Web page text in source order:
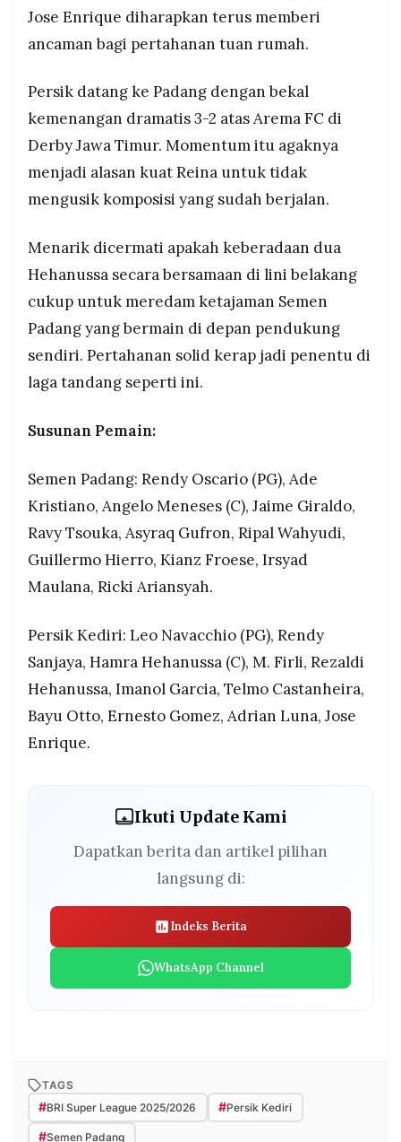
Jose Enrique diharapkan terus memberi
ancaman bagi pertahanan tuan rumah.
Persik datang ke Padang dengan bekal
kemenangan dramatis 3-2 atas Arema FC di
Derby Jawa Timur. Momentum itu agaknya
menjadi alasan kuat Reina untuk tidak
mengusik komposisi yang sudah berjalan.
Menarik dicermati apakah keberadaan dua
Hehanussa secara bersamaan di lini belakang
cukup untuk meredam ketajaman Semen
Padang yang bermain di depan pendukung
sendiri. Pertahanan solid kerap jadi penentu di
laga tandang seperti ini.
Susunan Pemain:
Semen Padang: Rendy Oscario (PG), Ade
Kristiano, Angelo Meneses (C), Jaime Giraldo,
Ravy Tsouka, Asyraq Gufron, Ripal Wahyudi,
Guillermo Hierro, Kianz Froese, Irsyad
Maulana, Ricki Ariansyah.
Persik Kediri: Leo Navacchio (PG), Rendy
Sanjaya, Hamra Hehanussa (C), M. Firli, Rezaldi
Hehanussa, Imanol Garcia, Telmo Castanheira,
Bayu Otto, Ernesto Gomez, Adrian Luna, Jose
Enrique.
Ikuti Update Kami
Dapatkan berita dan artikel pilihan
langsung di:
Indeks Berita
WhatsApp Channel
TAGS
#BRI Super League 2025/2026 #Persik Kediri
#Semen Padang